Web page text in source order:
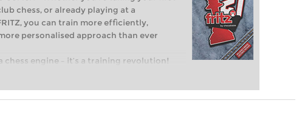
chess, or already playing at a
you can train more efficiently,
personalised approach than ever
chess engine – it’s a training revolution!
first steps into the world of club chess,
and with a more personalised